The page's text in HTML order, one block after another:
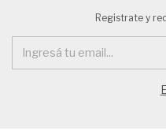
Registrate y